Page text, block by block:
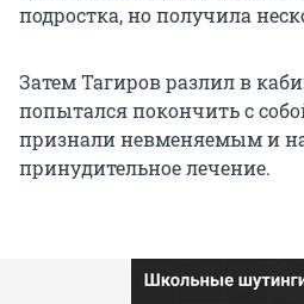
подростка, но получила
Затем Тагиров разлил в
попытался покончить с
признали невменяемым и
принудительное лечение.